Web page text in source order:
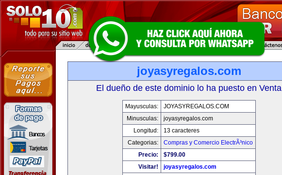
joyasyregalos.com
El dueño de este dominio lo ha puesto en Venta
Mayusculas:
JOYASYREGALOS.COM
Minusculas:
joyasyregalos.com
Longitud:
13 caracteres
Categorias:
Compras y Comercio ElectrÃ³nico
Precio:
$799.00
Visitar!
joyasyregalos.com